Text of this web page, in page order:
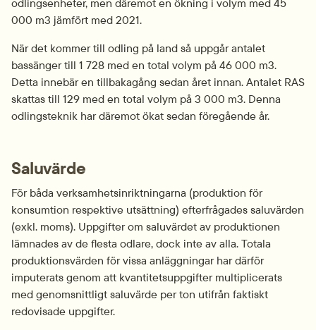
odlingsenheter, men däremot en ökning i volym med 45
000 m3 jämfört med 2021.
När det kommer till odling på land så uppgår antalet
bassänger till 1 728 med en total volym på 46 000 m3.
Detta innebär en tillbakagång sedan året innan. Antalet RAS
skattas till 129 med en total volym på 3 000 m3. Denna
odlingsteknik har däremot ökat sedan föregående år.
Saluvärde
För båda verksamhetsinriktningarna (produktion för
konsumtion respektive utsättning) efterfrågades saluvärden
(exkl. moms). Uppgifter om saluvärdet av produktionen
lämnades av de flesta odlare, dock inte av alla. Totala
produktionsvärden för vissa anläggningar har därför
imputerats genom att kvantitetsuppgifter multiplicerats
med genomsnittligt saluvärde per ton utifrån faktiskt
redovisade uppgifter.